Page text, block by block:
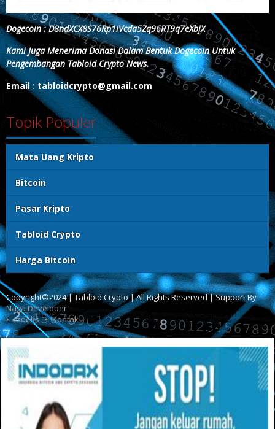
Dogecoin : D8ndXCX8S76Rp1iVcda5Zq96RT9q7eXbjX
Kami Juga Menerima Donasi Dalam Bentuk Dogecoin Untuk
Pengembangan Tabloid Crypto News.
Email : tabloidcrypto@gmail.com
Topik Populer
Mata Uang Kripto
Bitcoin
Pasar Kripto
Tabloid Crypto
Harga Bitcoin
Copyright©2024 | Tabloid Crypto | All Rights Reserved | Support By
Naga Developer
Indeks
Kontak